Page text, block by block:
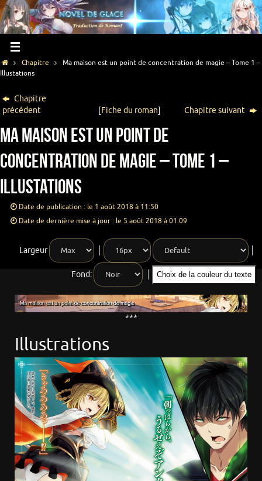
Chapitre
Ma maison est un point de concentration de magie – Tome 1 –
Illustations
Chapitre
précédent
[Fiche du roman] Chapitre suivant
Ma maison est un point de
concentration de magie – Tome 1 –
Illustations
Date de publication : le 1 août 2018 à 11:50
Date de dernière mise à jour : le 5 août 2018 à 01:09
Largeur
Fond: Choix de la couleur du texte
***
Illustrations